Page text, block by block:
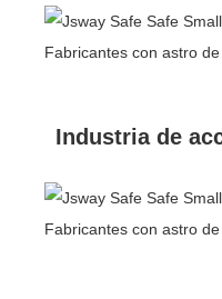
Industria de